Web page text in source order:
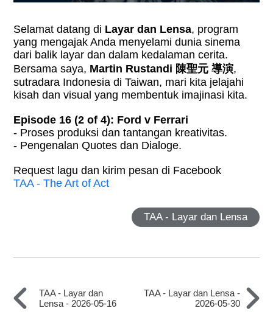
Selamat datang di Layar dan Lensa, program
yang mengajak Anda menyelami dunia sinema
dari balik layar dan dalam kedalaman cerita.
Bersama saya, Martin Rustandi 陳聖元 導演,
sutradara Indonesia di Taiwan, mari kita jelajahi
kisah dan visual yang membentuk imajinasi kita.
Episode 16 (2 of 4): Ford v Ferrari
- Proses produksi dan tantangan kreativitas.
- Pengenalan Quotes dan Dialoge.
Request lagu dan kirim pesan di Facebook
TAA - The Art of Act
TAA - Layar dan Lensa
TAA - Layar dan
Lensa - 2026-05-16
TAA - Layar dan Lensa -
2026-05-30